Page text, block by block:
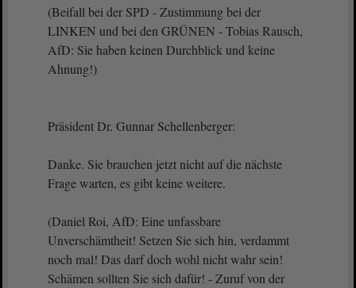
(Beifall bei der SPD - Zustimmung bei der
LINKEN und bei den GRÜNEN - Tobias Rausch,
AfD: Sie haben keinen Durchblick und keine
Ahnung!)
Präsident Dr. Gunnar Schellenberger:
Danke. Sie brauchen jetzt nicht auf die nächste
Frage warten, es gibt keine weitere.
(Daniel Roi, AfD: Eine unfassbare
Unverschämtheit! Setzen Sie sich hin, verdammt
noch mal! Das darf doch wohl nicht wahr sein!
Schämen sollten Sie sich dafür! - Zuruf von der